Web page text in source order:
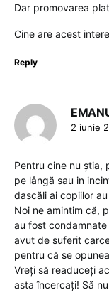
Dar promovarea
Cine are acest
Reply
2 iunie
Pentru cine nu știa,
pe lângă sau in
dascăli ai copiilor
Noi ne amintim că,
au fost
avut de suferit
pentru că se
Vreți să readuceți
asta încercați! Să